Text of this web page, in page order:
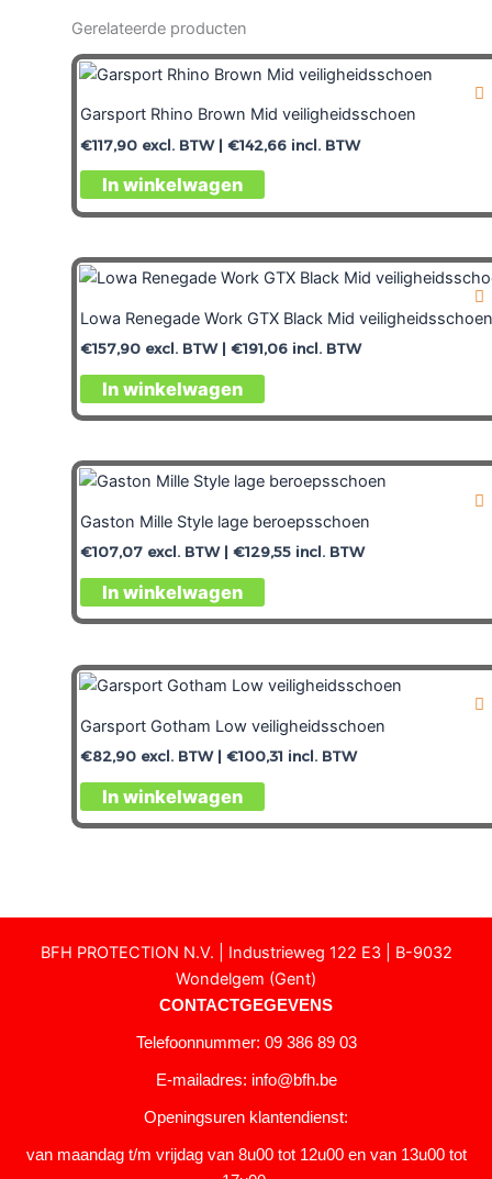
Gerelateerde producten
Garsport Rhino Brown Mid veiligheidsschoen
€117,90 excl. BTW | €142,66 incl. BTW
In winkelwagen
Lowa Renegade Work GTX Black Mid veiligheidsschoen
€157,90 excl. BTW | €191,06 incl. BTW
In winkelwagen
Gaston Mille Style lage beroepsschoen
€107,07 excl. BTW | €129,55 incl. BTW
In winkelwagen
Garsport Gotham Low veiligheidsschoen
€82,90 excl. BTW | €100,31 incl. BTW
In winkelwagen
BFH PROTECTION N.V. | Industrieweg 122 E3 | B-9032
Wondelgem (Gent)
CONTACTGEGEVENS
Telefoonnummer: 09 386 89 03
E-mailadres: info@bfh.be
Openingsuren klantendienst:
van maandag t/m vrijdag van 8u00 tot 12u00 en van 13u00 tot